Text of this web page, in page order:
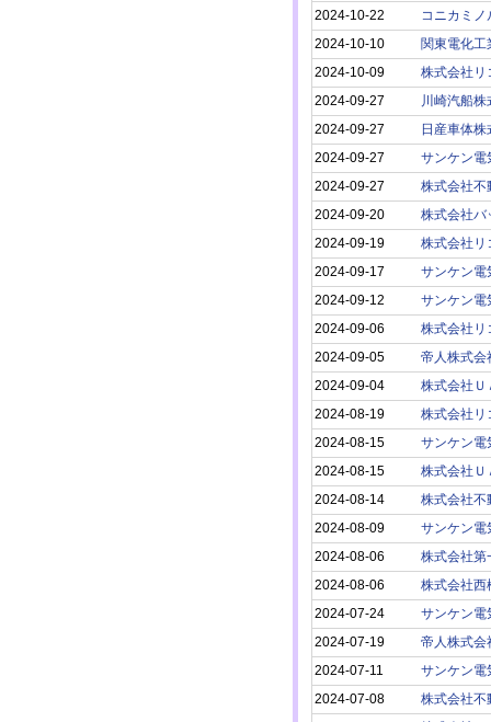
2024-10-22
コニカミ
2024-10-10
関東電化工
2024-10-09
株式会社リ
2024-09-27
川崎汽船株
2024-09-27
日産車体株
2024-09-27
サンケン電
2024-09-27
株式会社不
2024-09-20
株式会社バ
2024-09-19
株式会社リ
2024-09-17
サンケン電
2024-09-12
サンケン電
2024-09-06
株式会社リ
2024-09-05
帝人株式会
2024-09-04
株式会社Ｕ
2024-08-19
株式会社リ
2024-08-15
サンケン電
2024-08-15
株式会社Ｕ
2024-08-14
株式会社不
2024-08-09
サンケン電
2024-08-06
株式会社第
2024-08-06
株式会社西
2024-07-24
サンケン電
2024-07-19
帝人株式会
2024-07-11
サンケン電
2024-07-08
株式会社不